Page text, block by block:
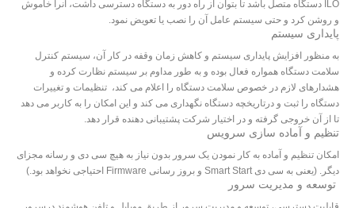
ILO دستگاه متصل باشد تا بتوان از راه دور به دستگاه دسترسی داشت، آنرا خاموش
و روشن کرد و حتی سیستم عامل آن را نصب یا تعویض نمود.
پایداری سیستم
به منظور افزایش پایداری سیستم و کاهش زمان وقفه در کار آن، سیستم کنترل
سلامت دستگاه همواره فعال بوده و به طور مداوم بر سیستم نظارت کرده و
هشدارهای لازم در خصوص سلامت دستگاه را اعلام می کند، تنظیمات و تغییرات
دستگاه را ثبت و درتاریخچه دستگاه نگهداری می کند و این امکان را به کاربر می دهد
تا از آن خروجی گرفته و در اختیار شرکت پشتیبانی دهنده قرار دهد.
تنظیم و آماده سازی سرویس
امکان تنظیم و آماده به کار نمودن یک سرور بدون نیاز به هیچ سی دی و رسانه مجزای
دیگر. (یعنی به سی دی Smart Start و بروز رسانی Firmware احتیاجی نخواهد بود.)
توسعه و مدیریت سرور